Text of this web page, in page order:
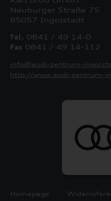
Neuburger Straße 75
85057 Ingolstadt
Tel. 0841 / 49 14-0
Fax 0841 / 49 14-112
info@audi-zentrum-
http://www.audi-zentrum-
Homepage